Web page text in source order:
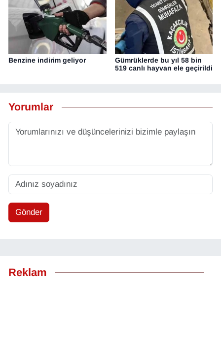
Benzine indirim geliyor
Gümrüklerde bu yıl 58 bin
519 canlı hayvan ele geçirildi
Yorumlar
Gönder
Reklam